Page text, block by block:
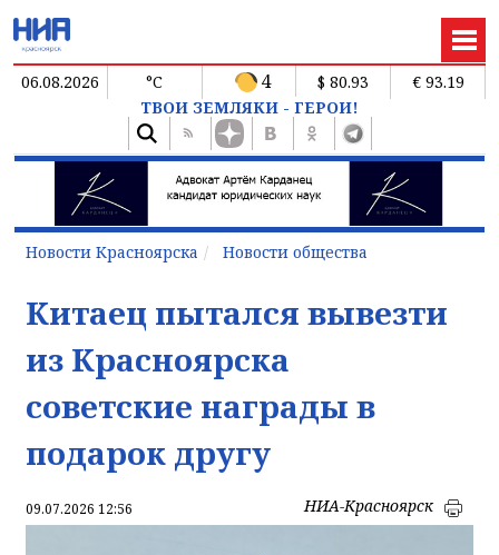
06.08.2026 °C 4 $ 80.93
€ 93.19
ТВОИ ЗЕМЛЯКИ - ГЕРОИ!
Новости Красноярска Новости общества
Китаец пытался вывезти
из Красноярска
советские награды в
подарок другу
09.07.2026 12:56 НИА-Красноярск